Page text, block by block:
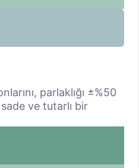
parlaklığı ±%50
ve tutarlı bir